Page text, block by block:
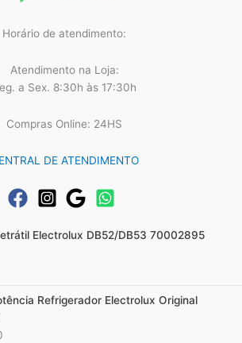
Horário de atendimento:
Atendimento na Loja:
a Sex. 8:30h às 17:30h
Compras Online: 24HS
DE ATENDIMENTO
Electrolux DB52/DB53 70002895
Refrigerador Electrolux Original